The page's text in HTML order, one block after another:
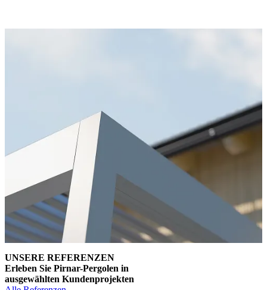
UNSERE REFERENZEN
Erleben Sie Pirnar-Pergolen in
ausgewählten Kundenprojekten